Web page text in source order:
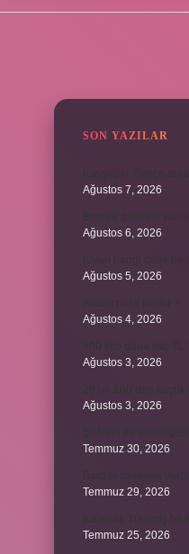
SON YAZILAR
Ağustos 7, 2026
Ağustos 6, 2026
Ağustos 5, 2026
Ağustos 4, 2026
Ağustos 3, 2026
Ağustos 3, 2026
Temmuz 30, 2026
Temmuz 29, 2026
Temmuz 25, 2026